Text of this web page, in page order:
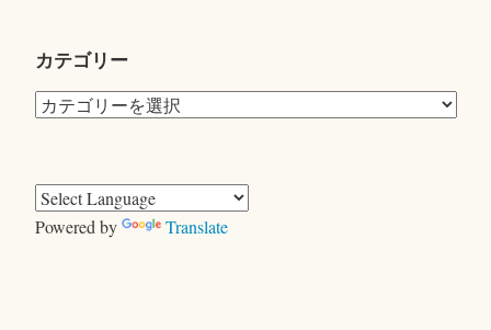
カテゴリー
カ
リ
ー
Powered by Translate